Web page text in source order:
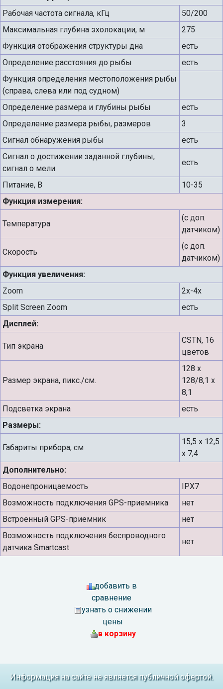
Рабочая частота сигнала, кГц
50/200
Максимальная глубина эхолокации, м
275
Функция отображения структуры дна
есть
Определение расстояния до рыбы
есть
Функция определения местоположения рыбы
(справа, слева или под судном)
Определение размера и глубины рыбы
есть
Определение размера рыбы, размеров
3
Сигнал обнаружения рыбы
есть
Сигнал о достижении заданной глубины,
сигнал о мели
есть
Питание, В
10-35
Функция измерения:
Температура
(с доп.
датчиком)
Скорость
(с доп.
датчиком)
Функция увеличения:
Zoom
2х-4х
Split Screen Zoom
есть
Дисплей:
Тип экрана
CSTN, 16
цветов
Размер экрана, пикс./см.
128 x
128/8,1 х
8,1
Подсветка экрана
есть
Размеры:
Габариты прибора, см
15,5 х 12,5
х 7,4
Дополнительно:
Водонепроницаемость
IPX7
Возможность подключения GPS-приемника
нет
Встроенный GPS-приемник
нет
Возможность подключения беспроводного
датчика Smartcast
нет
добавить в
сравнение
узнать о снижении
цены
в корзину
Информация на сайте не является публичной офертой.